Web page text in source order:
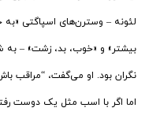
لئونه – وسترن‌های اسپاگتی
بیشتر» و «خوب، بد، زشت» –
نگران بود. او می‌گفت، “مراقب
اما اگر با اسب مثل یک دوست